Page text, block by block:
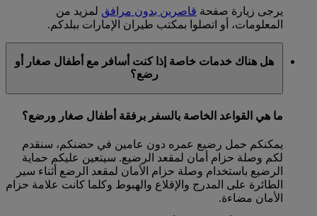
يرجى زيارة صفحة قاصرين بدون مرافق لمزيد من
المعلومات، أو اتصلوا بمكتب طيران الإمارات ببلدكم.
هل هناك خدمات خاصة إذا كنت أسافر مع أطفال صغار أو
رضع؟
ما هي القواعد الخاصة بالسفر برفقة أطفال صغار ورضع؟
يمكنكم حمل رضيع عمره دون عامين في حضنكم، سنقدم
لكم وصلة حزام أمان لمقعد الرضيع. سيتعين عليكم حماية
الرضيع باستخدام وصلة حزام الأمان لمقعد الرضع أثناء سير
الطائرة على المدرج والإقلاع والهبوط وكلما كانت علامة حزام
الأمان مضاءة.